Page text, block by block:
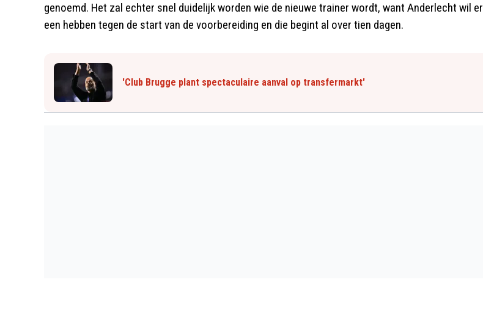
genoemd. Het zal echter snel duidelijk worden wie de nieuwe trainer wordt, want Anderlecht wil er
een hebben tegen de start van de voorbereiding en die begint al over tien dagen.
'Club Brugge plant spectaculaire aanval op transfermarkt'